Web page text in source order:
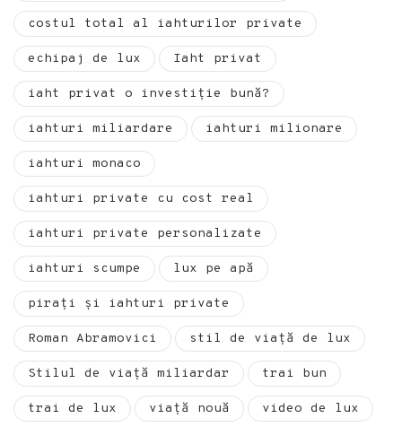
costul total al iahturilor private
echipaj de lux Iaht privat
iaht privat o investiție bună?
iahturi miliardare iahturi milionare
iahturi monaco
iahturi private cu cost real
iahturi private personalizate
iahturi scumpe lux pe apă
pirați și iahturi private
Roman Abramovici stil de viață de lux
Stilul de viață miliardar trai bun
trai de lux viață nouă video de lux